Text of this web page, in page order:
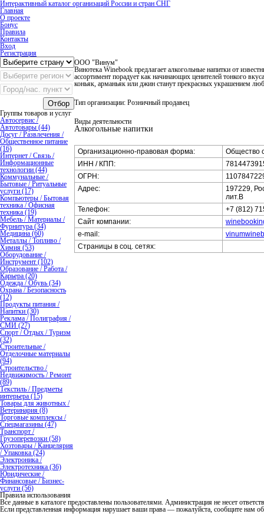
Интерактивный каталог организаций России и стран СНГ
Главная
О проекте
Бонус
Правила
Контакты
Вход
Регистрация
Отбор
Группы товаров и услуг
Автосервис /
Автотовары (44)
Досуг / Развлечения /
Общественное питание
(16)
Интернет / Связь /
Информационные
технологии (44)
Коммунальные /
Бытовые / Ритуальные
услуги (17)
Компьютеры / Бытовая
техника / Офисная
техника (19)
Мебель / Материалы /
Фурнитура (34)
Медицина (60)
Металлы / Топливо /
Химия (53)
Оборудование /
Инструмент (102)
Образование / Работа /
Карьера (20)
Одежда / Обувь (34)
Охрана / Безопасность
(12)
Продукты питания /
Напитки (30)
Реклама / Полиграфия /
СМИ (27)
Спорт / Отдых / Туризм
(32)
Строительные /
Отделочные материалы
(94)
Строительство /
Недвижимость / Ремонт
(89)
Текстиль / Предметы
интерьера (15)
Товары для животных /
Ветеринария (8)
Торговые комплексы /
Спецмагазины (47)
Транспорт /
Грузоперевозки (58)
Хозтовары / Канцелярия
/ Упаковка (24)
Электроника /
Электротехника (36)
Юридические /
Финансовые / Бизнес-
услуги (56)
ООО "Винум"
Винотека Winebook предлагает алкогольные напитки от
ассортимент порадует как начинающих ценителей тонкого
коньяк, арманьяк или джин станут прекрасных украшением
Тип организации: Розничный продавец
Виды деятельности
Алкогольные напитки
Организационно-правовая форма:
Общество
ИНН / КПП:
ОГРН:
Адрес:
197229,
лит.В
Телефон:
+7 (812)
Сайт компании:
e-mail:
Страницы в соц. сетях:
Правила использования
Все данные в каталоге предоставлены пользователями. Администрация не несет
Если представленная информация нарушает ваши права — пожалуйста, сообщите нам